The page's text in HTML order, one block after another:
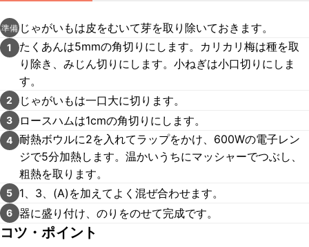
準備 じゃがいもは皮をむいて芽を取り除いておきます。
1
たくあんは5mmの角切りにします。カリカリ梅は種を取
り除き、みじん切りにします。小ねぎは小口切りにしま
す。
2 じゃがいもは一口大に切ります。
3 ロースハムは1cmの角切りにします。
4 耐熱ボウルに2を入れてラップをかけ、600Wの電子レン
ジで5分加熱します。温かいうちにマッシャーでつぶし、
粗熱を取ります。
5 1、3、(A)を加えてよく混ぜ合わせます。
6 器に盛り付け、のりをのせて完成です。
コツ・ポイント